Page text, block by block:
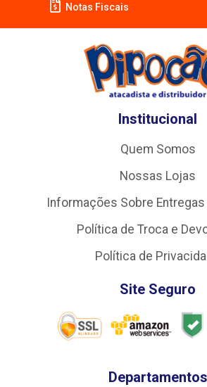
Notas Fiscais
Institucional
Quem Somos
Nossas Lojas
Informações Sobre Entregas
Política de Troca e
Política de
Site Seguro
Departamentos